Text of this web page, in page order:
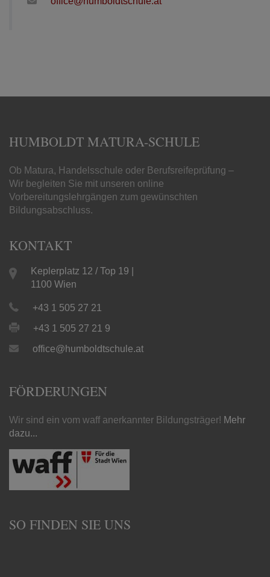
HUMBOLDT MATURA-SCHULE
Ob Matura, Handelsschule oder Berufsreifeprüfung –
Wir begleiten Sie mit unseren online
Vorbereitungslehrgängen zum gewünschten
Bildungsabschluss.
KONTAKT
Keplerplatz 12 / Top 19 |
1100 Wien
+43 1 505 27 21
+43 1 505 27 21 9
office@humboldtschule.at
FÖRDERUNGEN
Wir sind ein vom waff anerkannter Bildungsträger! Mehr
dazu...
SO FINDEN SIE UNS